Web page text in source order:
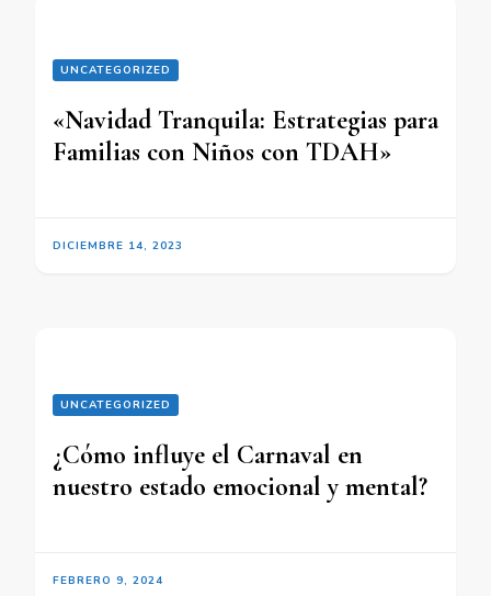
UNCATEGORIZED
«Navidad Tranquila: Estrategias para
Familias con Niños con TDAH»
DICIEMBRE 14, 2023
UNCATEGORIZED
¿Cómo influye el Carnaval en
nuestro estado emocional y mental?
FEBRERO 9, 2024